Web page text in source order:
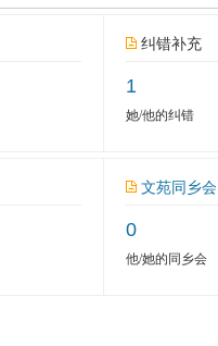
纠错补充
1
她/他的纠错
文苑同乡会
0
他/她的同乡会